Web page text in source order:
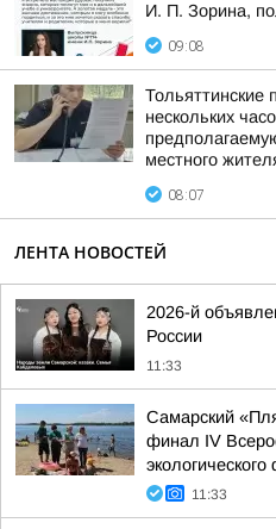
И. П. Зорина,
09:08
Тольяттинские
нескольких
местного
08:07
ЛЕНТА НОВОСТЕЙ
2026-й
России
11:33
Самарский
финал IV
11:33